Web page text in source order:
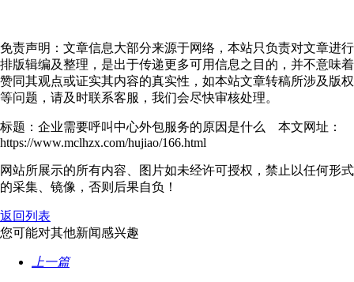
免责声明：文章信息大部分来源于网络，本站只负责对文章进行
排版辑编及整理，是出于传递更多可用信息之目的，并不意味着
赞同其观点或证实其内容的真实性，如本站文章转稿所涉及版权
等问题，请及时联系客服，我们会尽快审核处理。
标题：企业需要呼叫中心外包服务的原因是什么 本文网址：
https://www.mclhzx.com/hujiao/166.html
网站所展示的所有内容、图片如未经许可授权，禁止以任何形式
的采集、镜像，否则后果自负！
返回列表
您可能对其他新闻感兴趣
上一篇